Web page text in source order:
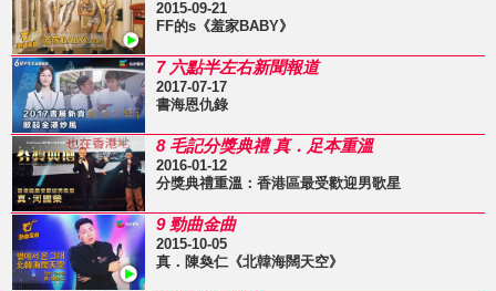
2015-09-21
FF的s《羞家BABY》
7 六點半左右新聞報道
2017-07-17
書海恩仇錄
8 毛記分獎典禮 真．足本重溫
2016-01-12
分獎典禮重溫：香港區最受歡迎男歌星
9 勁曲金曲
2015-10-05
真．陳奐仁《北韓海闊天空》